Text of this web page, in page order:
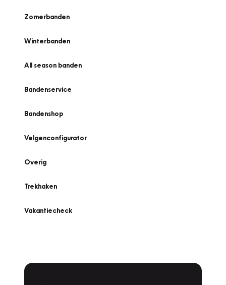
Zomerbanden
Winterbanden
All season banden
Bandenservice
Bandenshop
Velgenconfigurator
Overig
Trekhaken
Vakantiecheck